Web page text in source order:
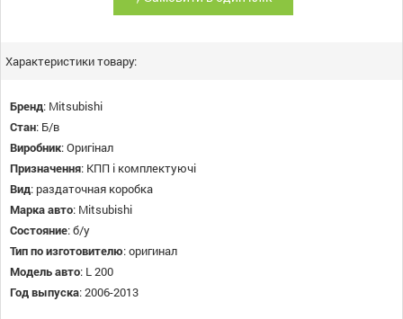
Характеристики товару:
Бренд: Mitsubishi
Стан: Б/в
Виробник:Оригінал
Призначення: КПП і комплектуючі
Вид: раздаточная коробка
Марка авто: Mitsubishi
Состояние:б/у
Тип по изготовителю:оригинал
Модель авто: L 200
Год выпуска:2006-2013